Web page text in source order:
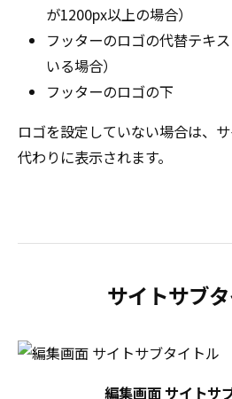
が1200px以上の場合）
フッターのロゴの代替テキ
いる場合）
フッターのロゴの下
ロゴを設定していない場合は、
代わりに表示されます。
サイトサブ
編集画面 サイトサ